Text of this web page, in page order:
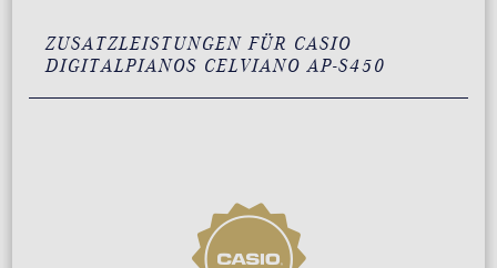
ZUSATZLEISTUNGEN FÜR CASIO
DIGITALPIANOS CELVIANO AP-S450